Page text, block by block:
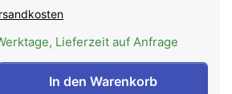
Lieferzeit auf Anfrage
WN54C2A4CH iQ700
In den Warenkorb